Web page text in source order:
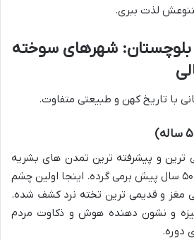
لذت ببری.
شهرهای سوخته
با تاریخ کهن و طبیعتی متفاوت.
ترین و پیشرفته ترین تمدن های بشریه
که قدمتش به بیش از ۵۰۰۰ سال پیش برمی گرده. اینجا اولین چشم
مغز و قدیمی ترین تخته نرد کشف شده.
و نشون دهنده هوش و ذکاوت مردم
دوره.